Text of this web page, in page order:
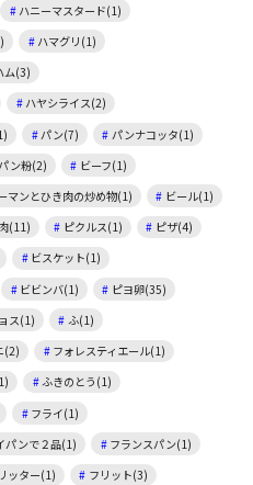
ハニーマスタード(1)
ハマグリ(1)
ム(3)
ハヤシライス(2)
パン(7)
パンナコッタ(1)
パン粉(2)
ビーフ(1)
マンとひき肉の炒め物(1)
ビール(1)
(11) ピクルス(1)
ピザ(4)
ビスケット(1)
ビビンバ(1)
ピヨ卵(35)
ス(1)
ふ(1)
(2)
フォレスティエール(1)
ふきのとう(1)
フライ(1)
パンで２品(1)
フランスパン(1)
ッター(1)
フリット(3)